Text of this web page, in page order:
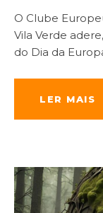
O Clube
Vila Verde
do Dia da
LER MAIS